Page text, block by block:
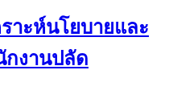
าะห์นโยบายและ
กงานปลัด